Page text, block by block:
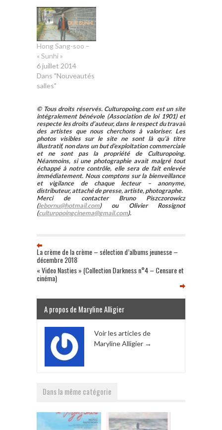
Hong Sang-soo –
« Sunhi »
6 juillet 2014
Dans "Nouveautés
salles"
© Tous droits réservés. Culturopoing.com est un site
intégralement bénévole (Association de loi 1901) et
respecte les droits d’auteur, dans le respect du travail
des artistes que nous cherchons à valoriser. Les
photos visibles sur le site ne sont là qu’à titre
illustratif, non dans un but d’exploitation commerciale
et ne sont pas la propriété de Culturopoing.
Néanmoins, si une photographie avait malgré tout
échappé à notre contrôle, elle sera de fait enlevée
immédiatement. Nous comptons sur la bienveillance
et vigilance de chaque lecteur – anonyme,
distributeur, attaché de presse, artiste, photographe.
Merci de contacter Bruno Piszczorowicz
(lebornu@hotmail.com) ou Olivier Rossignot
(culturopoingcinema@gmail.com).
La crème de la crème – sélection d’albums jeunesse –
décembre 2018
« Video Nasties » (Collection Darkness n°4 – Censure et
cinéma)
A propos de Maryline Alligier
Voir les articles de
Maryline Alligier →
Dans la même catégorie